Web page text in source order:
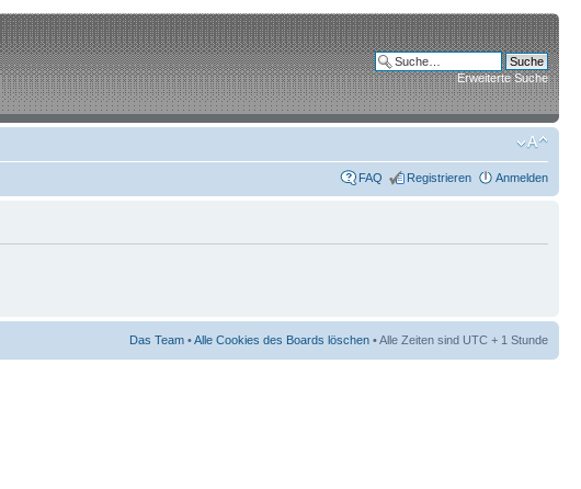
Erweiterte Suche
FAQ Registrieren Anmelden
Das Team •Alle Cookies des Boards löschen • Alle Zeiten sind UTC + 1 Stunde